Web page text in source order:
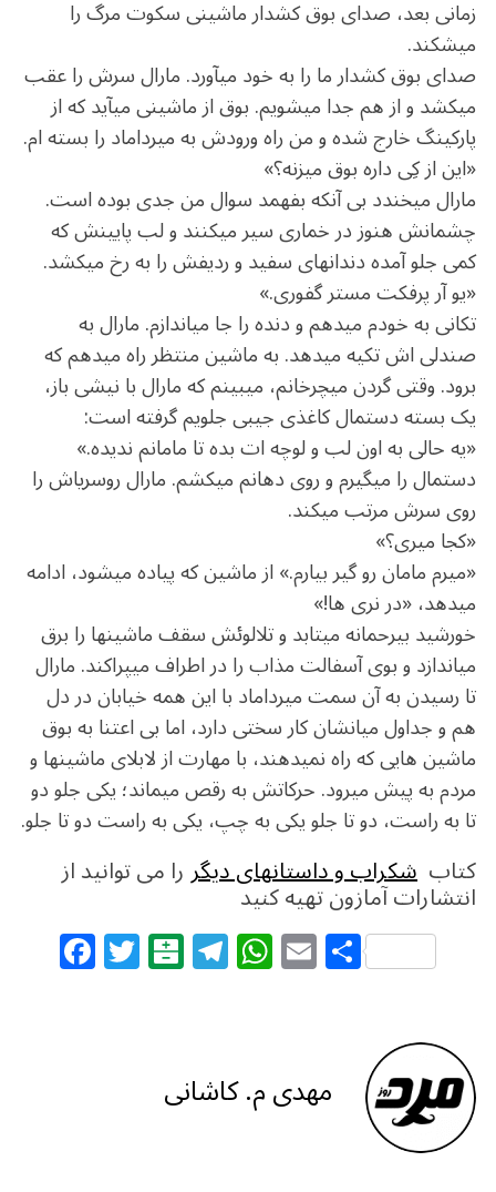
زمانی بعد، صدای بوق کش‏دار ماشینی سکوت مرگ را
می‏شکند.
صدای بوق کش‏دار ما را به خود می‏آورد. مارال سرش را عقب
می‏کشد و از هم جدا می‏شویم. بوق از ماشینی می‏آید که از
پارکینگ خارج شده و من راه ورودش به میرداماد را بسته ‏ام.
«این از کِی داره بوق می‏زنه؟»
مارال می‏خندد بی‏ آن‏که بفهمد سوال من جدی بوده است.
چشمانش هنوز در خماری سیر می‏کنند و لب پایینش که
کمی جلو آمده دندان‏های سفید و ردیفش را به رخ می‏کشد.
«یو آر پرفکت مستر گفوری.»
تکانی به خودم می‏دهم و دنده را جا می‏اندازم. مارال به
صندلی‏ اش تکیه می‏دهد. به ماشین منتظر راه می‏دهم که
برود. وقتی گردن می‏چرخانم، می‏بینم که مارال با نیشی باز،
یک بسته دستمال کاغذی جیبی جلویم گرفته است:
«یه حالی به اون لب و لوچه ‏ات بده تا مامانم ندیده.»
دستمال را می‏گیرم و روی دهانم می‏کشم. مارال روسری‏‏اش را
روی سرش مرتب می‏کند.
«کجا می‏ری؟»
«می‏رم مامان رو گیر بیارم.» از ماشین که پیاده می‏شود، ادامه
می‏دهد، «در نری‏ ها!»
خورشید بی‏رحمانه می‏تابد و تلالوئش سقف ماشین‏ها را برق
می‏اندازد و بوی آسفالت مذاب را در اطراف می‏پراکند. مارال
تا رسیدن به آن سمت میرداماد با این همه خیابان در دل
هم و جداول میان‏شان کار سختی دارد، اما بی‏ اعتنا به بوق
ماشین‏ هایی که راه نمی‏دهند، با مهارت از لابلای ماشین‏ها و
مردم به پیش می‏رود. حرکاتش به رقص می‏ماند؛ یکی جلو دو
تا به راست، دو تا جلو یکی به چپ، یکی به راست دو تا جلو.
کتاب شکراب و داستانهای ديگررا می توانید از
انتشارات آمازون تهیه کنید
F
a T
w B
al
in
T
el
ra
m
W
h
A
p
E
m S
h
e مهدی م. کاشانی